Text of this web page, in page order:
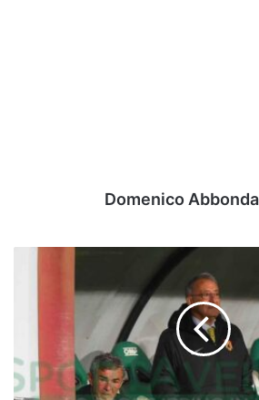
Domenico
dalla
Serie